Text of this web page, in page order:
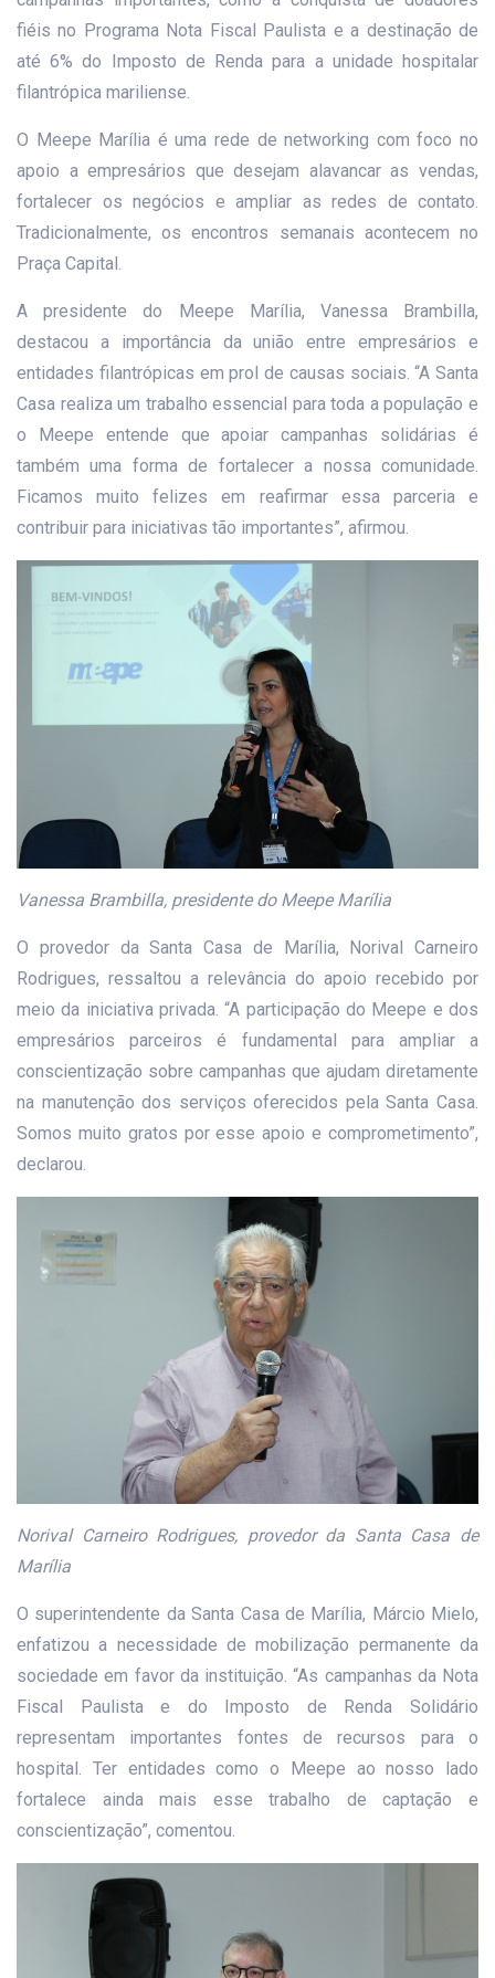
fiéis no Programa Nota Fiscal Paulista e a destinação de
até 6% do Imposto de Renda para a unidade hospitalar
filantrópica mariliense.
O Meepe Marília é uma rede de networking com foco no
apoio a empresários que desejam alavancar as vendas,
fortalecer os negócios e ampliar as redes de contato.
Tradicionalmente, os encontros semanais acontecem no
Praça Capital.
A presidente do Meepe Marília, Vanessa Brambilla,
destacou a importância da união entre empresários e
entidades filantrópicas em prol de causas sociais. “A Santa
Casa realiza um trabalho essencial para toda a população e
o Meepe entende que apoiar campanhas solidárias é
também uma forma de fortalecer a nossa comunidade.
Ficamos muito felizes em reafirmar essa parceria e
contribuir para iniciativas tão importantes”, afirmou.
Vanessa Brambilla, presidente do Meepe Marília
O provedor da Santa Casa de Marília, Norival Carneiro
Rodrigues, ressaltou a relevância do apoio recebido por
meio da iniciativa privada. “A participação do Meepe e dos
empresários parceiros é fundamental para ampliar a
conscientização sobre campanhas que ajudam diretamente
na manutenção dos serviços oferecidos pela Santa Casa.
Somos muito gratos por esse apoio e comprometimento”,
declarou.
Norival Carneiro Rodrigues, provedor da Santa Casa de
Marília
O superintendente da Santa Casa de Marília, Márcio Mielo,
enfatizou a necessidade de mobilização permanente da
sociedade em favor da instituição. “As campanhas da Nota
Fiscal Paulista e do Imposto de Renda Solidário
representam importantes fontes de recursos para o
hospital. Ter entidades como o Meepe ao nosso lado
fortalece ainda mais esse trabalho de captação e
conscientização”, comentou.